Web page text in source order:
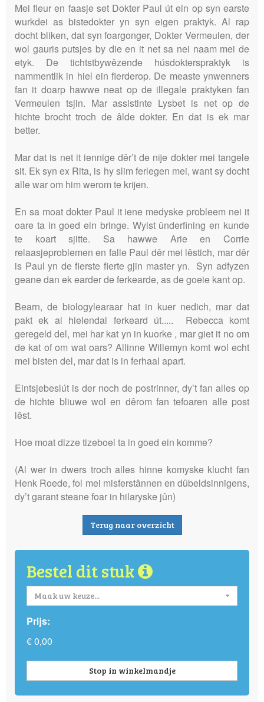
Mei fleur en faasje set Dokter Paul út ein op syn earste
wurkdei as bistedokter yn syn eigen praktyk. Al rap
docht bliken, dat syn foargonger, Dokter Vermeulen, der
wol gauris putsjes by die en it net sa nei naam mei de
etyk. De tichtstbywêzende húsdokterspraktyk is
nammentlik in hiel ein fierderop. De measte ynwenners
fan it doarp hawwe neat op de illegale praktyken fan
Vermeulen tsjin. Mar assistinte Lysbet is net op de
hichte brocht troch de âlde dokter. En dat is ek mar
better.
Mar dat is net it iennige dêr’t de nije dokter mei tangele
sit. Ek syn ex Rita, is hy slim ferlegen mei, want sy docht
alle war om him werom te krijen.
En sa moat dokter Paul it iene medyske probleem nei it
oare ta in goed ein bringe. Wylst ûnderfining en kunde
te koart sjitte. Sa hawwe Arie en Corrie
relaasjeproblemen en falle Paul dêr mei lêstich, mar dêr
is Paul yn de fierste fierte gjin master yn. Syn adfyzen
geane dan ek earder de ferkearde, as de goeie kant op.
Bearn, de biologylearaar hat in kuer nedich, mar dat
pakt ek al hielendal ferkeard út..... Rebecca komt
geregeld del, mei har kat yn in kuorke , mar giet it no om
de kat of om wat oars? Allinne Willemyn komt wol echt
mei bisten del, mar dat is in ferhaal apart.
Eintsjebeslút is der noch de postrinner, dy’t fan alles op
de hichte bliuwe wol en dêrom fan tefoaren alle post
lêst.
Hoe moat dizze tizeboel ta in goed ein komme?
(Al wer in dwers troch alles hinne komyske klucht fan
Henk Roede, fol mei misferstânnen en dûbeldsinnigens,
dy’t garant steane foar in hilaryske jûn)
Terug naar overzicht
Bestel dit stuk
Maak uw keuze...
Prijs:
€ 0,00
Stop in winkelmandje